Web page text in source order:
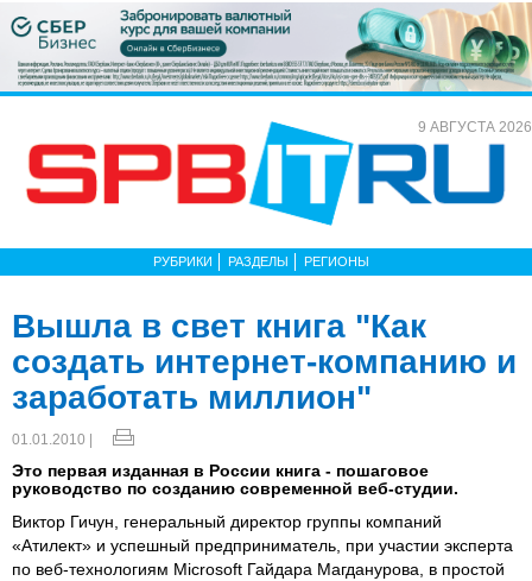
9 АВГУСТА 2026
РУБРИКИ РАЗДЕЛЫ РЕГИОНЫ
Вышла в свет книга "Как
создать интернет-компанию и
заработать миллион"
01.01.2010 |
Это первая изданная в России книга - пошаговое
руководство по созданию современной веб-студии.
Виктор Гичун, генеральный директор группы компаний
«Атилект» и успешный предприниматель, при участии эксперта
по веб-технологиям Microsoft Гайдара Магданурова, в простой